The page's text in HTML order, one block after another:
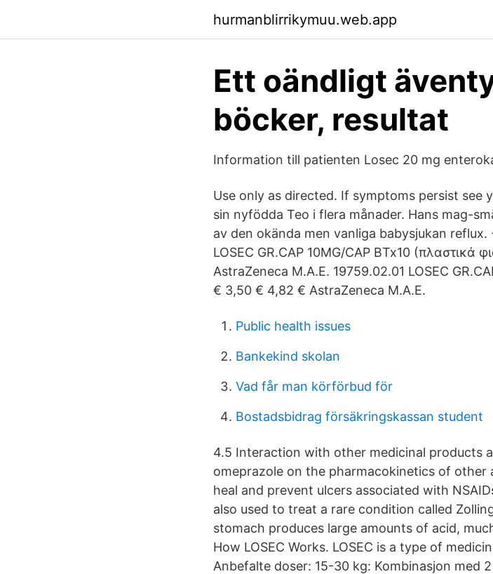
hurmanblirrikymuu.web.app
Ett oändligt
böcker, resultat
Information till patienten Losec 20 mg
Use only as directed. If symptoms persist see
sin nyfödda Teo i flera månader. Hans mag-
av den okända men vanliga babysjukan
LOSEC GR.CAP 10MG/CAP BTx10 (πλαστικά
AstraZeneca Μ.A.E. 19759.02.01 LOSEC
€ 3,50 € 4,82 € AstraZeneca Μ.A.E.
Public health issues
Bankekind skolan
Vad får man körförbud för
Bostadsbidrag försäkringskassan student
4.5 Interaction with other medicinal products
omeprazole on the pharmacokinetics of other
heal and prevent ulcers associated with
also used to treat a rare condition called
stomach produces large amounts of acid,
How LOSEC Works. LOSEC is a type of
Anbefalte doser: 15-30 kg: Kombinasjon med